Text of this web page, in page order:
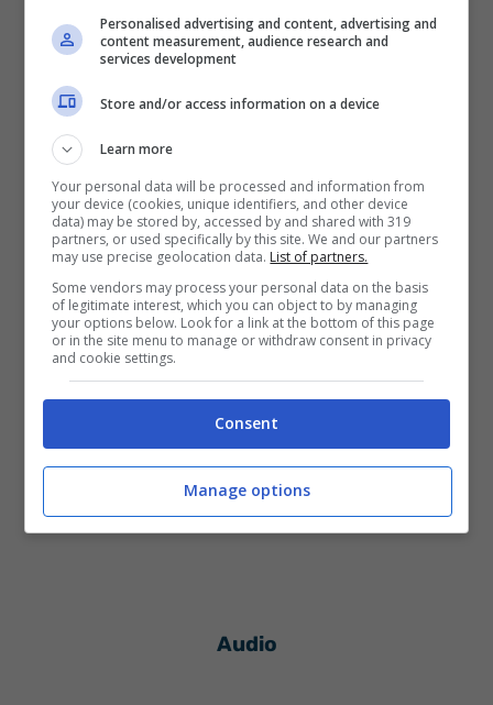
Update: il brano fa parte della tracklist della
compilation Amici 2013e del debut album
Stecca.
Audio
Personalised advertising and content, advertising and
content measurement, audience research and
services development
Store and/or access information on a device
Learn more
Your personal data will be processed and information from
your device (cookies, unique identifiers, and other device
data) may be stored by, accessed by and shared with 319
partners, or used specifically by this site. We and our partners
may use precise geolocation data. List of partners.
Some vendors may process your personal data on the basis
of legitimate interest, which you can object to by managing
your options below. Look for a link at the bottom of this page
or in the site menu to manage or withdraw consent in privacy
and cookie settings.
Consent
Manage options